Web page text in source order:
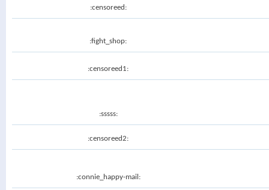
:censoreed:
:fight_shop:
:censoreed1:
:sssss:
:censoreed2:
:connie_happy-mail: